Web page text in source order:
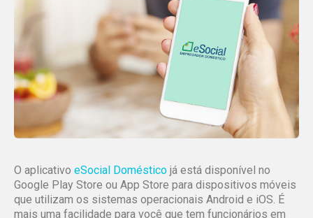
O aplicativo eSocial Doméstico já está disponível no
Google Play Store ou App Store para dispositivos móveis
que utilizam os sistemas operacionais Android e iOS. É
mais uma facilidade para você que tem funcionários em